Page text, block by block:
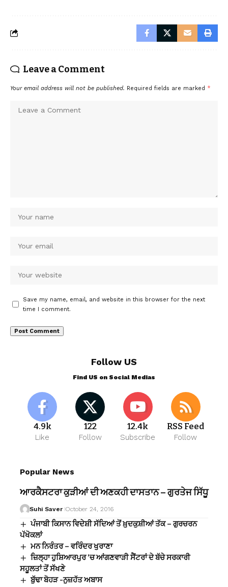
Leave a Comment
Your email address will not be published. Required fields are marked *
Save my name, email, and website in this browser for the next
time I comment.
Follow US
Find US on Social Medias
4.9k
Like
122
Follow
12.4k
Subscribe
RSS Feed
Follow
Popular News
ਆਰਕੈਸਟਰਾ ਕੁੜੀਆਂ ਦੀ ਅਣਕਹੀ ਦਾਸਤਾਨ – ਗੁਰਤੇਜ ਸਿੱਧੂ
Suhi Saver October 24, 2016
ਪੰਜਾਬੀ ਕਿਸਾਨ ਵਿਦੇਸ਼ੀ ਸੱਦਿਆਂ ਤੋਂ ਖ਼ੁਦਕੁਸ਼ੀਆਂ ਤੱਕ – ਗੁਰਚਰਨ
ਪੱਖੋਕਲਾਂ
ਮਨ ਨਿਰੰਤਰ – ਵਰਿੰਦਰ ਖੁਰਾਣਾ
ਜ਼ਿਲ੍ਹਾ ਹੁਸ਼ਿਆਰਪੁਰ ’ਚ ਆਂਗਣਵਾੜੀ ਸੈਂਟਰਾਂ ਦੇ ਬੱਚੇ ਸਰਕਾਰੀ
ਸਹੂਲਤਾਂ ਤੋਂ ਸੱਖਣੇ
ਬੁੱਢਾ ਬੋਹੜ -ਨੁਜ਼ਹੱਤ ਅਬਾਸ